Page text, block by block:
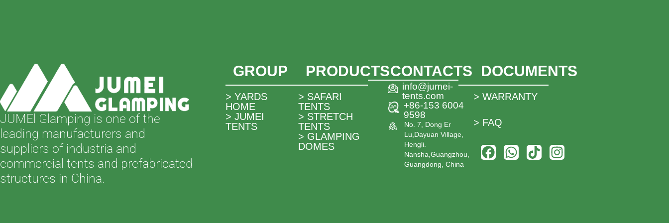
JUMEl Glamping is one of the
leading manufacturers and
suppliers of industria and
commercial tents and prefabricated
structures in China.
GROUP
> YARDS
HOME
> JUMEI
TENTS
PRODUCTS
> SAFARI
TENTS
> STRETCH
TENTS
> GLAMPING
DOMES
CONTACTS
info@jumei-
tents.com
+86-153 6004
9598
No. 7, Dong Er
Lu,Dayuan Village,
Hengli.
Nansha,Guangzhou,
Guangdong, China
DOCUMENTS
> WARRANTY
> FAQ